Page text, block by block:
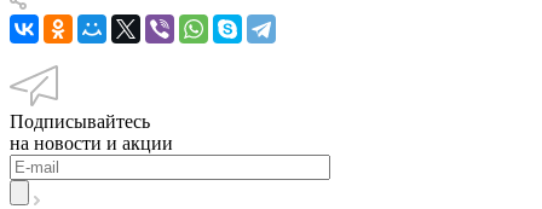
Подписывайтесь
на новости и акции